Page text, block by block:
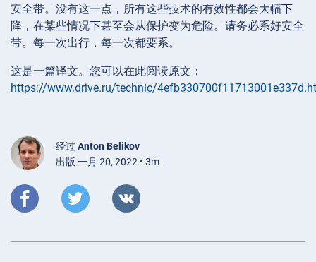
安全带。没有这一点，所有这些技术的有效性都会大幅下
降，在某些情况下甚至会从保护变为危险。请务必系好安全
带。每一次出行，每一次都要系。
这是一篇译文。您可以在此阅读原文：
https://www.drive.ru/technic/
经过 Anton Belikov
出版 一月 20, 2022 • 3m